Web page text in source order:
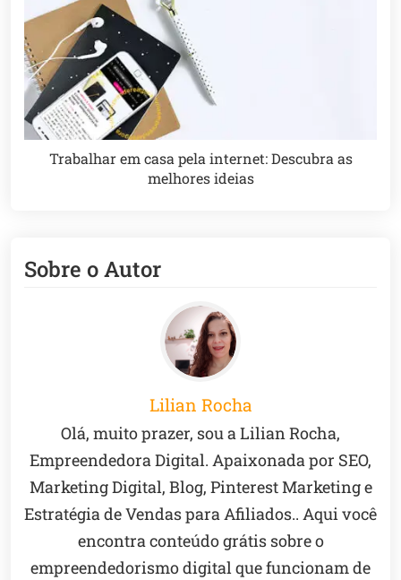
Trabalhar em casa pela internet: Descubra as
melhores ideias
Sobre o Autor
Lilian Rocha
Olá, muito prazer, sou a Lilian Rocha,
Empreendedora Digital. Apaixonada por SEO,
Marketing Digital, Blog, Pinterest Marketing e
Estratégia de Vendas para Afiliados.. Aqui você
encontra conteúdo grátis sobre o
empreendedorismo digital que funcionam de